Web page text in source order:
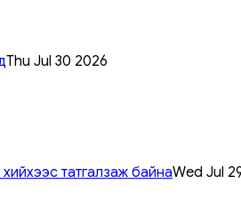
Thu Jul 30 2026
татгалзаж байнаWed Jul